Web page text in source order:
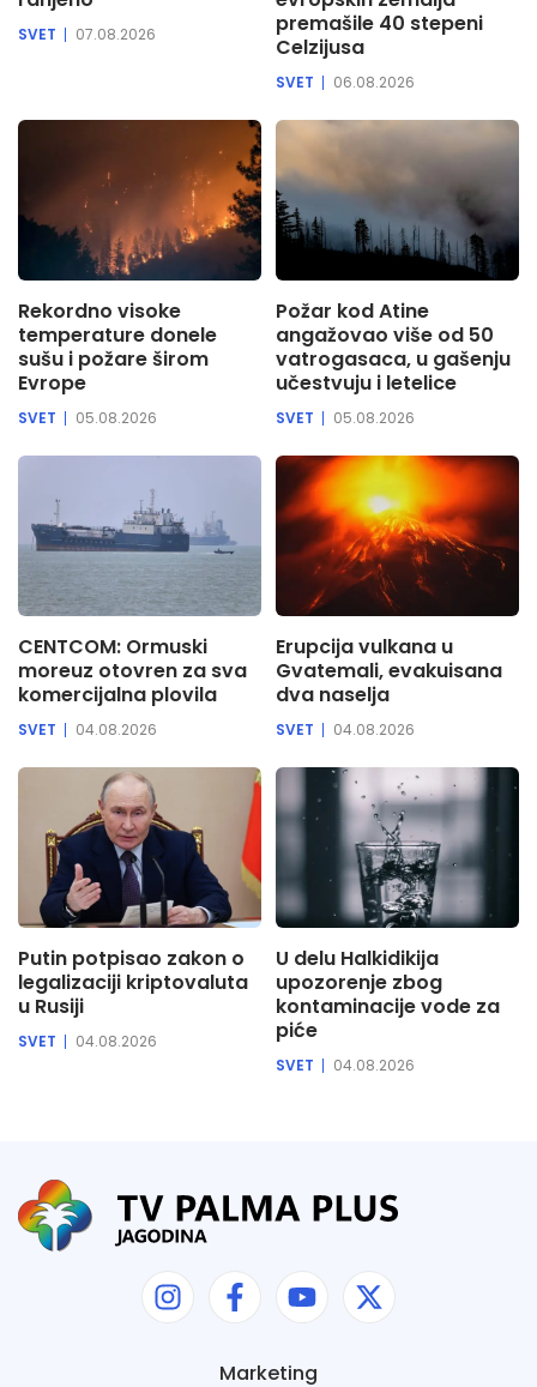
SVET 07.08.2026
premašile 40 stepeni
Celzijusa
SVET 06.08.2026
Rekordno visoke
temperature donele
sušu i požare širom
Evrope
SVET 05.08.2026
Požar kod Atine
angažovao više od 50
vatrogasaca, u gašenju
učestvuju i letelice
SVET 05.08.2026
CENTCOM: Ormuski
moreuz otovren za sva
komercijalna plovila
SVET 04.08.2026
Erupcija vulkana u
Gvatemali, evakuisana
dva naselja
SVET 04.08.2026
Putin potpisao zakon o
legalizaciji kriptovaluta
u Rusiji
SVET 04.08.2026
U delu Halkidikija
upozorenje zbog
kontaminacije vode za
piće
SVET 04.08.2026
Marketing